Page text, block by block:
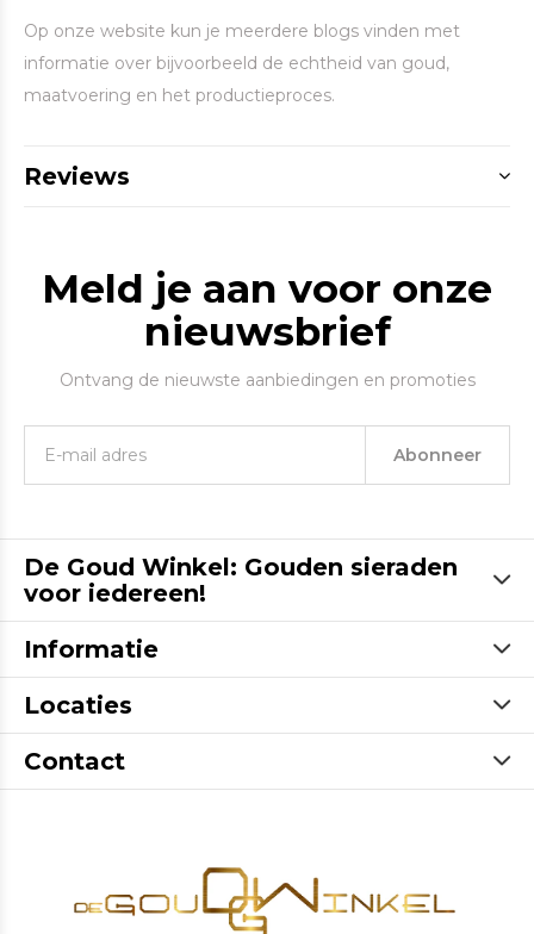
Op onze website kun je meerdere blogs vinden met
informatie over bijvoorbeeld de echtheid van goud,
maatvoering en het productieproces.
Reviews
Meld je aan voor onze
nieuwsbrief
Ontvang de nieuwste aanbiedingen en promoties
Abonneer
De Goud Winkel: Gouden sieraden
voor iedereen!
Informatie
Locaties
Contact